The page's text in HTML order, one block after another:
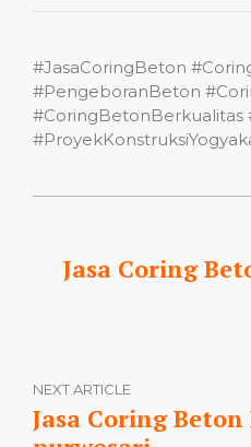
#JasaCoringBeton
#PengeboranBeton
#CoringBetonBerkualitas
Jasa Coring
NEXT ARTICLE
Jasa Coring